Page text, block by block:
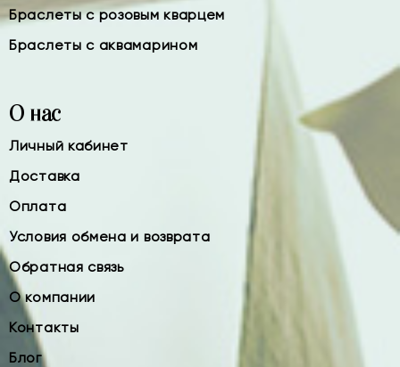
Браслеты с розовым кварцем
Браслеты с аквамарином
О нас
Личный кабинет
Доставка
Оплата
Условия обмена и возврата
Обратная связь
О компании
Контакты
Блог